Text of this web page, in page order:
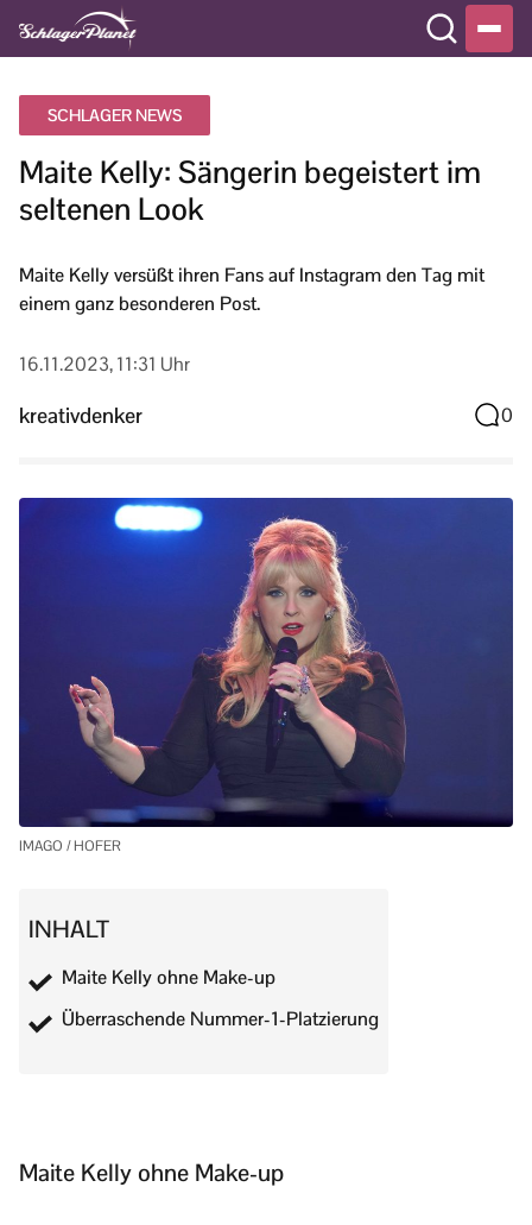
SCHLAGER NEWS
Maite Kelly: Sängerin begeistert im
seltenen Look
Maite Kelly versüßt ihren Fans auf Instagram den Tag mit
einem ganz besonderen Post.
16.11.2023, 11:31 Uhr
kreativdenker 0
IMAGO / HOFER
INHALT
Maite Kelly ohne Make-up
Überraschende Nummer-1-Platzierung
Maite Kelly ohne Make-up